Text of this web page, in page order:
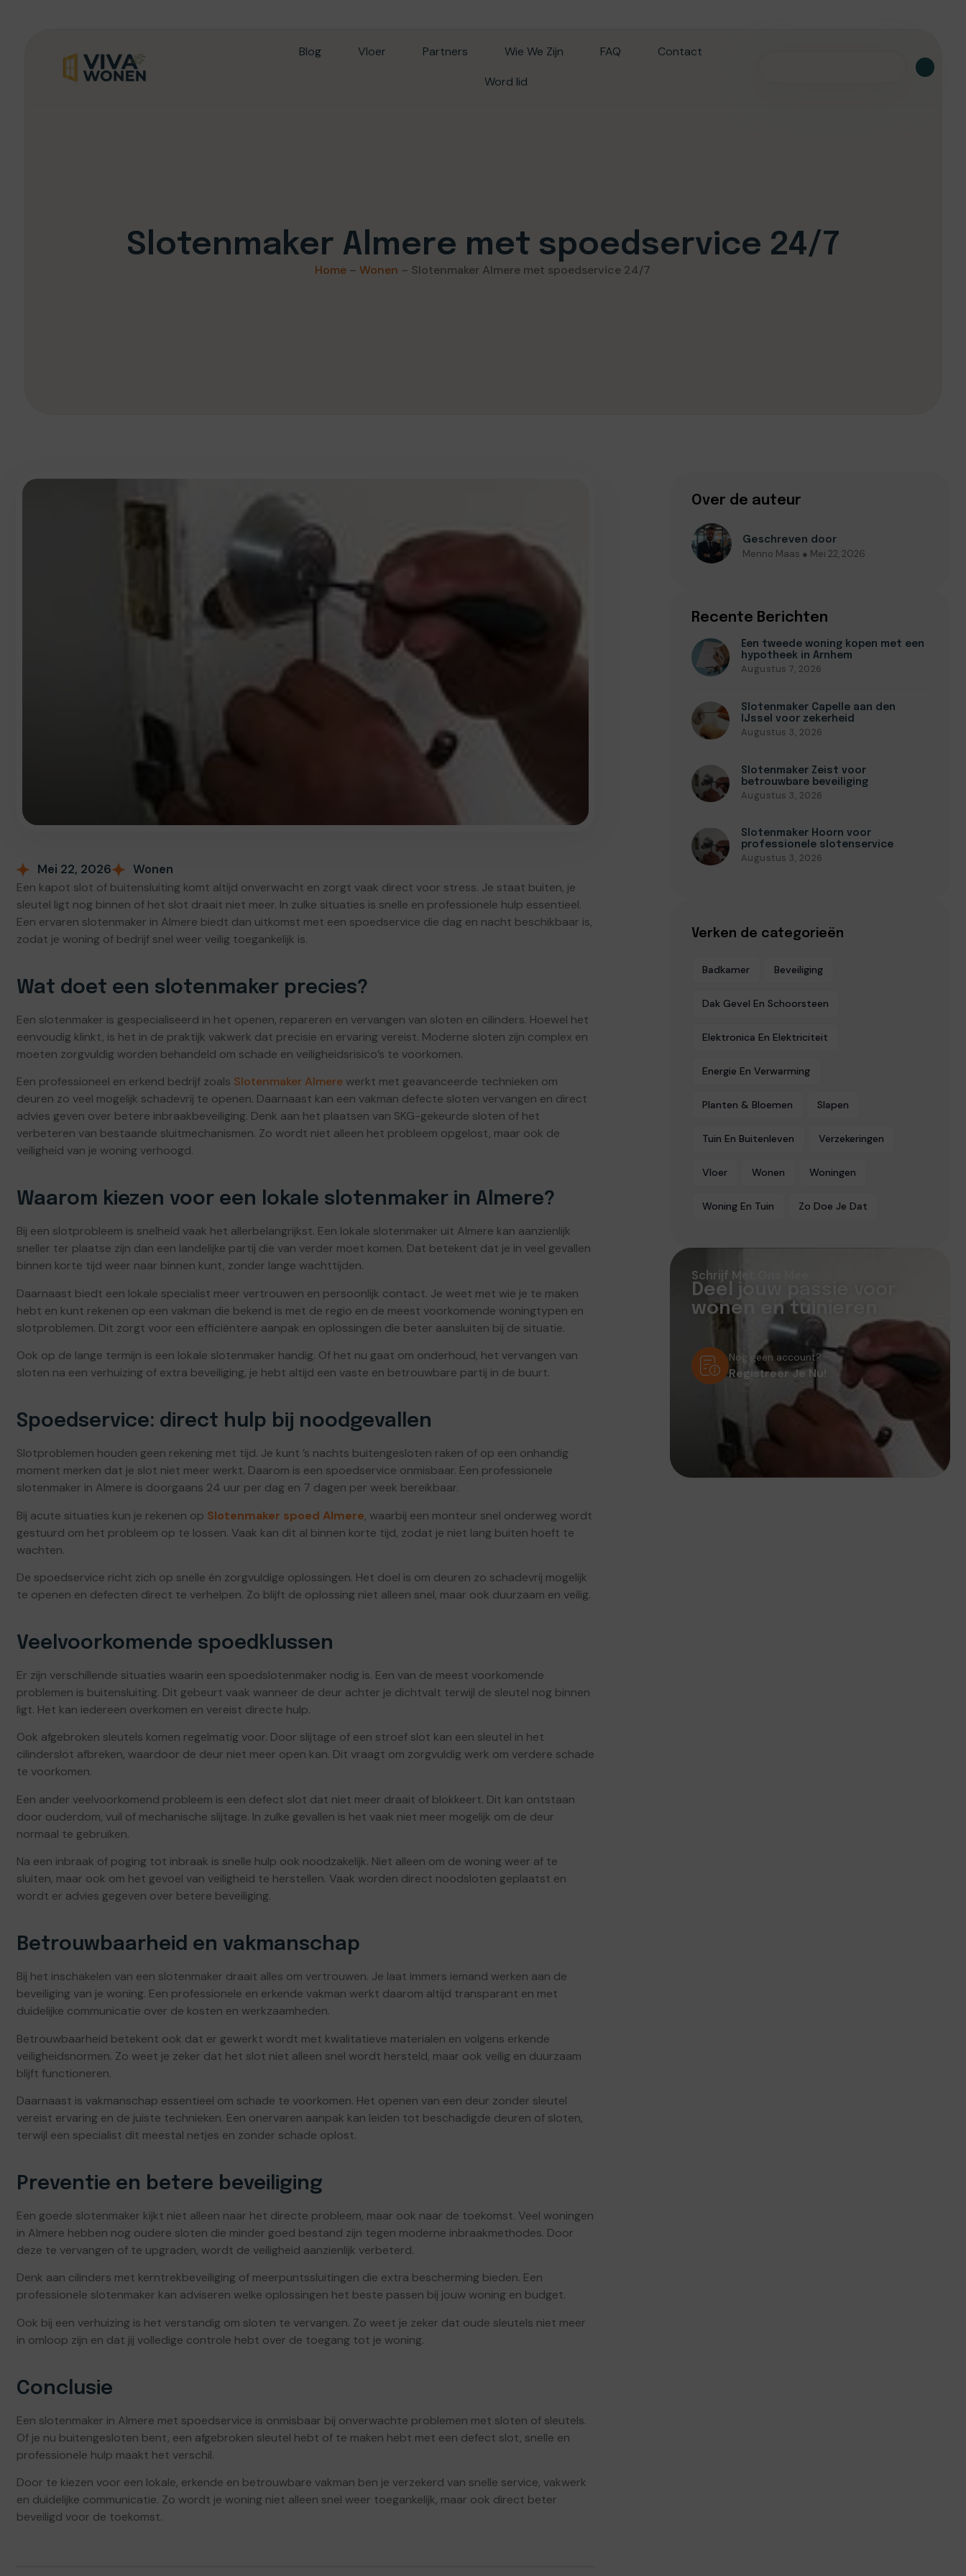
Blog Vloer Partners Wie We Zijn FAQ
Contact
Word lid
Slotenmaker Almere met spoedservice 24/7
Home –Wonen – Slotenmaker Almere met spoedservice 24/7
Mei 22, 2026 Wonen
Een kapot slot of buitensluiting komt altijd onverwacht en zorgt vaak direct voor stress. Je staat buiten, je
sleutel ligt nog binnen of het slot draait niet meer. In zulke situaties is snelle en professionele hulp essentieel.
Een ervaren slotenmaker in Almere biedt dan uitkomst met een spoedservice die dag en nacht beschikbaar is,
zodat je woning of bedrijf snel weer veilig toegankelijk is.
Wat doet een slotenmaker precies?
Een slotenmaker is gespecialiseerd in het openen, repareren en vervangen van sloten en cilinders. Hoewel het
eenvoudig klinkt, is het in de praktijk vakwerk dat precisie en ervaring vereist. Moderne sloten zijn complex en
moeten zorgvuldig worden behandeld om schade en veiligheidsrisico’s te voorkomen.
Een professioneel en erkend bedrijf zoals Slotenmaker Almere werkt met geavanceerde technieken om
deuren zo veel mogelijk schadevrij te openen. Daarnaast kan een vakman defecte sloten vervangen en direct
advies geven over betere inbraakbeveiliging. Denk aan het plaatsen van SKG-gekeurde sloten of het
verbeteren van bestaande sluitmechanismen. Zo wordt niet alleen het probleem opgelost, maar ook de
veiligheid van je woning verhoogd.
Waarom kiezen voor een lokale slotenmaker in Almere?
Bij een slotprobleem is snelheid vaak het allerbelangrijkst. Een lokale slotenmaker uit Almere kan aanzienlijk
sneller ter plaatse zijn dan een landelijke partij die van verder moet komen. Dat betekent dat je in veel gevallen
binnen korte tijd weer naar binnen kunt, zonder lange wachttijden.
Daarnaast biedt een lokale specialist meer vertrouwen en persoonlijk contact. Je weet met wie je te maken
hebt en kunt rekenen op een vakman die bekend is met de regio en de meest voorkomende woningtypen en
slotproblemen. Dit zorgt voor een efficiëntere aanpak en oplossingen die beter aansluiten bij de situatie.
Ook op de lange termijn is een lokale slotenmaker handig. Of het nu gaat om onderhoud, het vervangen van
sloten na een verhuizing of extra beveiliging, je hebt altijd een vaste en betrouwbare partij in de buurt.
Spoedservice: direct hulp bij noodgevallen
Slotproblemen houden geen rekening met tijd. Je kunt ’s nachts buitengesloten raken of op een onhandig
moment merken dat je slot niet meer werkt. Daarom is een spoedservice onmisbaar. Een professionele
slotenmaker in Almere is doorgaans 24 uur per dag en 7 dagen per week bereikbaar.
Bij acute situaties kun je rekenen op Slotenmaker spoed Almere, waarbij een monteur snel onderweg wordt
gestuurd om het probleem op te lossen. Vaak kan dit al binnen korte tijd, zodat je niet lang buiten hoeft te
wachten.
De spoedservice richt zich op snelle én zorgvuldige oplossingen. Het doel is om deuren zo schadevrij mogelijk
te openen en defecten direct te verhelpen. Zo blijft de oplossing niet alleen snel, maar ook duurzaam en veilig.
Veelvoorkomende spoedklussen
Er zijn verschillende situaties waarin een spoedslotenmaker nodig is. Een van de meest voorkomende
problemen is buitensluiting. Dit gebeurt vaak wanneer de deur achter je dichtvalt terwijl de sleutel nog binnen
ligt. Het kan iedereen overkomen en vereist directe hulp.
Ook afgebroken sleutels komen regelmatig voor. Door slijtage of een stroef slot kan een sleutel in het
cilinderslot afbreken, waardoor de deur niet meer open kan. Dit vraagt om zorgvuldig werk om verdere schade
te voorkomen.
Een ander veelvoorkomend probleem is een defect slot dat niet meer draait of blokkeert. Dit kan ontstaan
door ouderdom, vuil of mechanische slijtage. In zulke gevallen is het vaak niet meer mogelijk om de deur
normaal te gebruiken.
Na een inbraak of poging tot inbraak is snelle hulp ook noodzakelijk. Niet alleen om de woning weer af te
sluiten, maar ook om het gevoel van veiligheid te herstellen. Vaak worden direct noodsloten geplaatst en
wordt er advies gegeven over betere beveiliging.
Betrouwbaarheid en vakmanschap
Bij het inschakelen van een slotenmaker draait alles om vertrouwen. Je laat immers iemand werken aan de
beveiliging van je woning. Een professionele en erkende vakman werkt daarom altijd transparant en met
duidelijke communicatie over de kosten en werkzaamheden.
Betrouwbaarheid betekent ook dat er gewerkt wordt met kwalitatieve materialen en volgens erkende
veiligheidsnormen. Zo weet je zeker dat het slot niet alleen snel wordt hersteld, maar ook veilig en duurzaam
blijft functioneren.
Daarnaast is vakmanschap essentieel om schade te voorkomen. Het openen van een deur zonder sleutel
vereist ervaring en de juiste technieken. Een onervaren aanpak kan leiden tot beschadigde deuren of sloten,
terwijl een specialist dit meestal netjes en zonder schade oplost.
Preventie en betere beveiliging
Een goede slotenmaker kijkt niet alleen naar het directe probleem, maar ook naar de toekomst. Veel woningen
in Almere hebben nog oudere sloten die minder goed bestand zijn tegen moderne inbraakmethodes. Door
deze te vervangen of te upgraden, wordt de veiligheid aanzienlijk verbeterd.
Denk aan cilinders met kerntrekbeveiliging of meerpuntssluitingen die extra bescherming bieden. Een
professionele slotenmaker kan adviseren welke oplossingen het beste passen bij jouw woning en budget.
Ook bij een verhuizing is het verstandig om sloten te vervangen. Zo weet je zeker dat oude sleutels niet meer
in omloop zijn en dat jij volledige controle hebt over de toegang tot je woning.
Conclusie
Een slotenmaker in Almere met spoedservice is onmisbaar bij onverwachte problemen met sloten of sleutels.
Of je nu buitengesloten bent, een afgebroken sleutel hebt of te maken hebt met een defect slot, snelle en
professionele hulp maakt het verschil.
Door te kiezen voor een lokale, erkende en betrouwbare vakman ben je verzekerd van snelle service, vakwerk
en duidelijke communicatie. Zo wordt je woning niet alleen snel weer toegankelijk, maar ook direct beter
beveiligd voor de toekomst.
Over de auteur
Geschreven door
Menno Maas ● Mei 22, 2026
Recente Berichten
Een tweede woning kopen met een
hypotheek in Arnhem
Augustus 7, 2026
Slotenmaker Capelle aan den
IJssel voor zekerheid
Augustus 3, 2026
Slotenmaker Zeist voor
betrouwbare beveiliging
Augustus 3, 2026
Slotenmaker Hoorn voor
professionele slotenservice
Augustus 3, 2026
Verken de categorieën
Badkamer Beveiliging
Dak Gevel En Schoorsteen
Elektronica En Elektriciteit
Energie En Verwarming
Planten & Bloemen Slapen
Tuin En Buitenleven Verzekeringen
Vloer Wonen Woningen
Woning En Tuin Zo Doe Je Dat
Schrijf Met Ons Mee
Deel jouw passie voor
wonen en tuinieren
Nog geen account?
Registreer Je Nu!